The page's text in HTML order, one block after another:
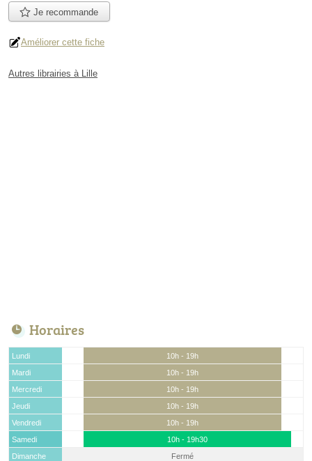
Je recommande
Améliorer cette fiche
Autres librairies à Lille
Horaires
Lundi
10h - 19h
Mardi
10h - 19h
Mercredi
10h - 19h
Jeudi
10h - 19h
Vendredi
10h - 19h
Samedi
10h - 19h30
Dimanche
Fermé